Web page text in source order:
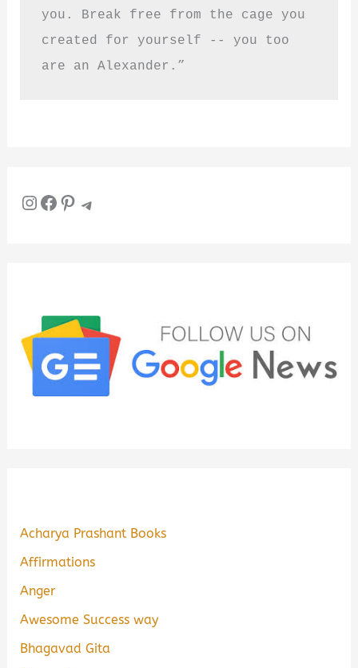
you. Break free from the cage you
created for yourself -- you too
are an Alexander.”
InstagramFacebook Pinterest Telegram
Acharya Prashant Books
Affirmations
Anger
Awesome Success way
Bhagavad Gita